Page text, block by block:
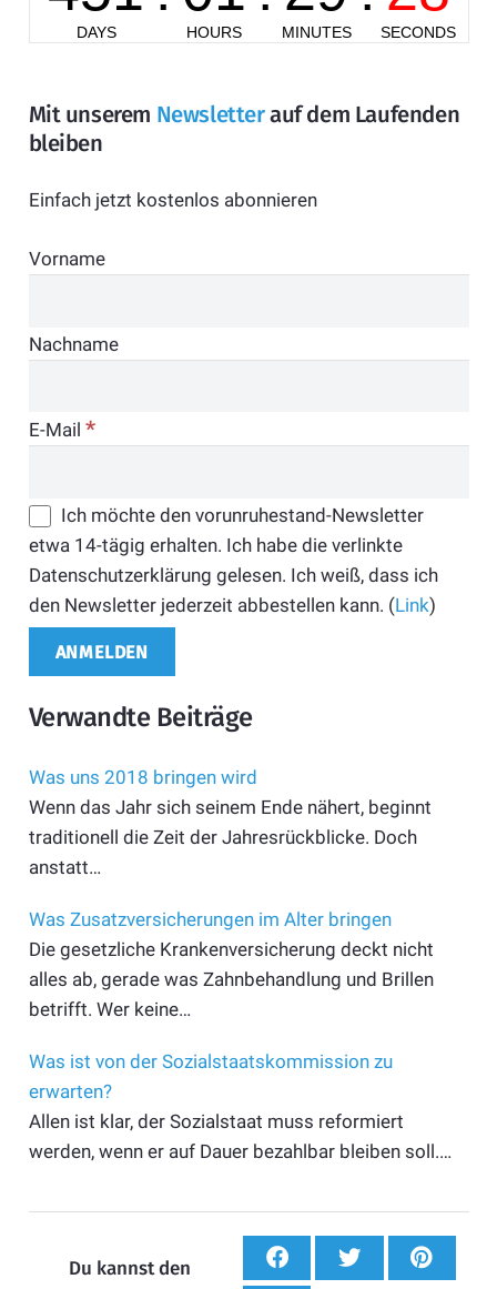
Mit unserem Newsletterauf dem Laufenden
bleiben
Einfach jetzt kostenlos abonnieren
Vorname
Nachname
E-Mail *
Ich möchte den vorunruhestand-Newsletter
etwa 14-tägig erhalten. Ich habe die verlinkte
Datenschutzerklärung gelesen. Ich weiß, dass ich
den Newsletter jederzeit abbestellen kann. (Link)
Verwandte Beiträge
Was uns 2018 bringen wird
Wenn das Jahr sich seinem Ende nähert, beginnt
traditionell die Zeit der Jahresrückblicke. Doch
anstatt…
Was Zusatzversicherungen im Alter bringen
Die gesetzliche Krankenversicherung deckt nicht
alles ab, gerade was Zahnbehandlung und Brillen
betrifft. Wer keine…
Was ist von der Sozialstaatskommission zu
erwarten?
Allen ist klar, der Sozialstaat muss reformiert
werden, wenn er auf Dauer bezahlbar bleiben soll.…
Du kannst den